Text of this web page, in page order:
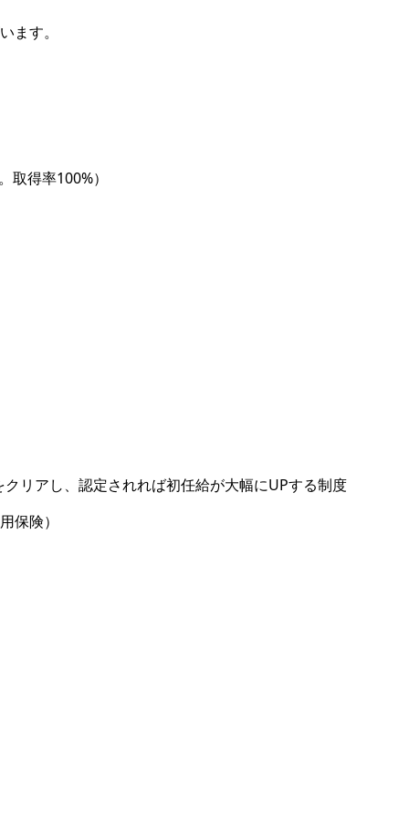
ます。
得率100%）
リアし、認定されれば初任給が大幅にUPする制度
保険）